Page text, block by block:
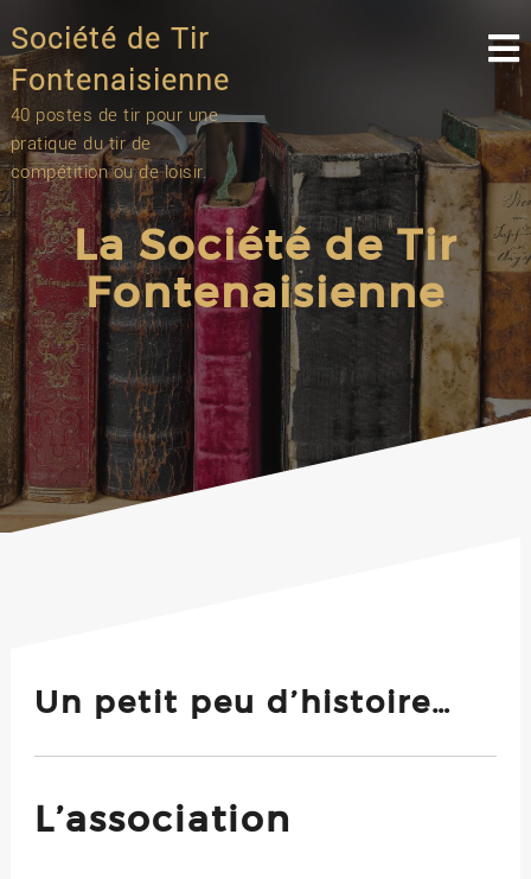
to
content
Société de Tir
Fontenaisienne
40 postes de tir pour une
pratique du tir de
compétition ou de loisir.
La Société de Tir
Fontenaisienne
Un petit peu d’histoire…
L’association